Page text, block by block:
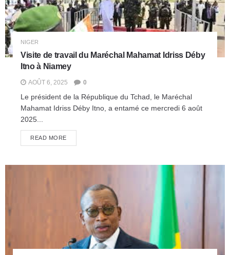
NIGER
Visite de travail du Maréchal Mahamat Idriss Déby
Itno à Niamey
AOÛT 6, 2025 0
Le président de la République du Tchad, le Maréchal
Mahamat Idriss Déby Itno, a entamé ce mercredi 6 août
2025...
READ MORE